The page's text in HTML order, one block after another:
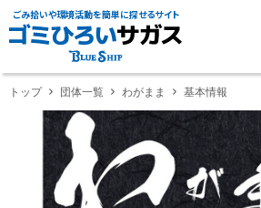
ごみ拾いや環境活動を簡単に探せるサイト
トップ 団体一覧 わがまま 基本情報